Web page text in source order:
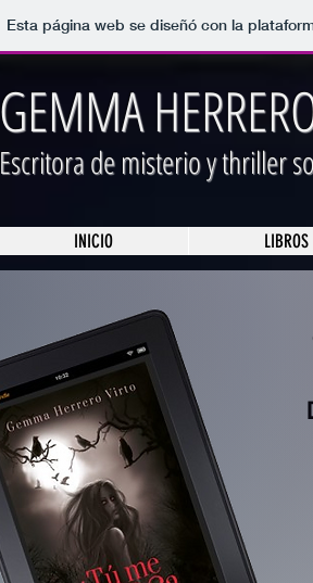
Esta página web se diseñó con la
GEMMA
Escritora de misterio y thriller
INICIO LIBROS